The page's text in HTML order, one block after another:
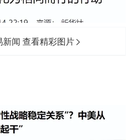
新闻 查看精彩图片